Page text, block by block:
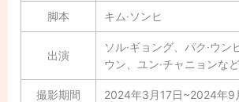
脚本 キム·ソンヒ
出演
ソル·ギョング、パク·ウン
ウン、ユン·チャニョンなど
撮影期間 2024年3月17日~2024年9